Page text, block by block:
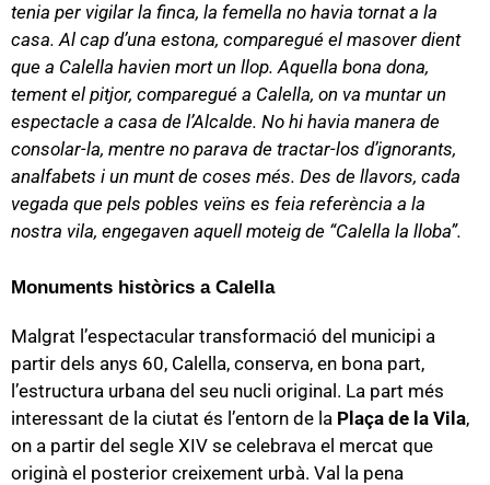
tenia per vigilar la finca, la femella no havia tornat a la
casa. Al cap d’una estona, comparegué el masover dient
que a Calella havien mort un llop. Aquella bona dona,
tement el pitjor, comparegué a Calella, on va muntar un
espectacle a casa de l’Alcalde. No hi havia manera de
consolar-la, mentre no parava de tractar-los d’ignorants,
analfabets i un munt de coses més. Des de llavors, cada
vegada que pels pobles veïns es feia referència a la
nostra vila, engegaven aquell moteig de “Calella la lloba”.
Monuments històrics a Calella
Malgrat l’espectacular transformació del municipi a
partir dels anys 60, Calella, conserva, en bona part,
l’estructura urbana del seu nucli original. La part més
interessant de la ciutat és l’entorn de la Plaça de la Vila,
on a partir del segle XIV se celebrava el mercat que
originà el posterior creixement urbà. Val la pena